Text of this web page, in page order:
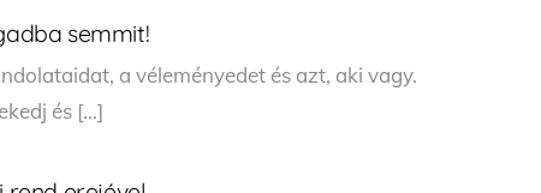
semmit!
a véleményedet és azt, aki vagy.
és […]